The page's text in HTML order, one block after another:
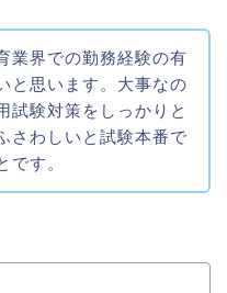
業界での勤務経験の有
と思います。大事なの
試験対策をしっかりと
さわしいと試験本番で
です。